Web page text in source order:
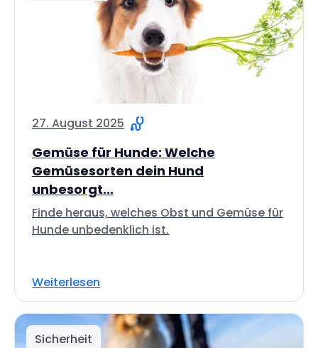
27. August 2025
Gemüse für Hunde: Welche
Gemüsesorten dein Hund
unbesorgt...
Finde heraus, welches Obst und Gemüse für
Hunde unbedenklich ist.
Weiterlesen
Sicherheit